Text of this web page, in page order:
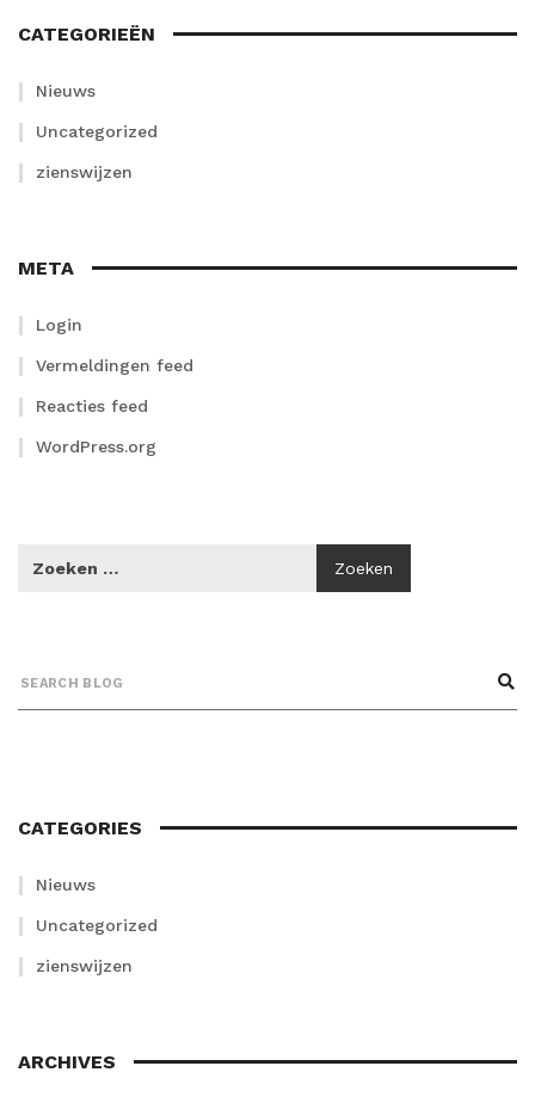
CATEGORIEËN
Nieuws
Uncategorized
zienswijzen
META
Login
Vermeldingen feed
Reacties feed
WordPress.org
CATEGORIES
Nieuws
Uncategorized
zienswijzen
ARCHIVES